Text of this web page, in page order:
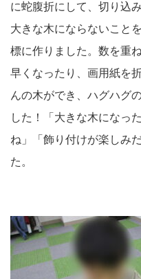
に蛇腹折にして、切り込
大きな木にならないこと
標に作りました。数を重
早くなったり、画用紙を
んの木ができ、ハグハグ
した！「大きな木になっ
ね」「飾り付けが楽しみ
た。